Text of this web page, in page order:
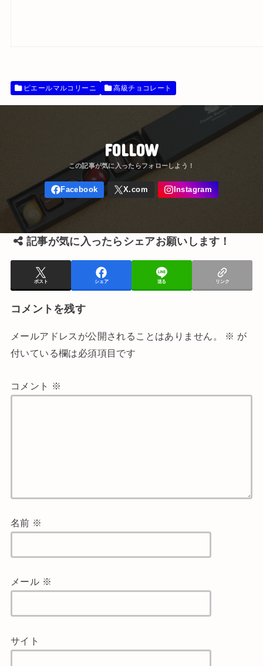
ピエールマルコリーニ 高級チョコレート
FOLLOW
記事が気に入ったらシェアお願いします！
ポスト シェア 送る リンク
コメントを残す
メールアドレスが公開されることはありません。 ※ が
付いている欄は必須項目です
コメント ※
名前 ※
メール ※
サイト